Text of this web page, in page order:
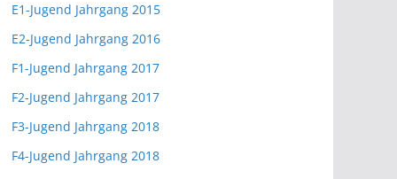
E1-Jugend Jahrgang 2015
E2-Jugend Jahrgang 2016
F1-Jugend Jahrgang 2017
F2-Jugend Jahrgang 2017
F3-Jugend Jahrgang 2018
F4-Jugend Jahrgang 2018